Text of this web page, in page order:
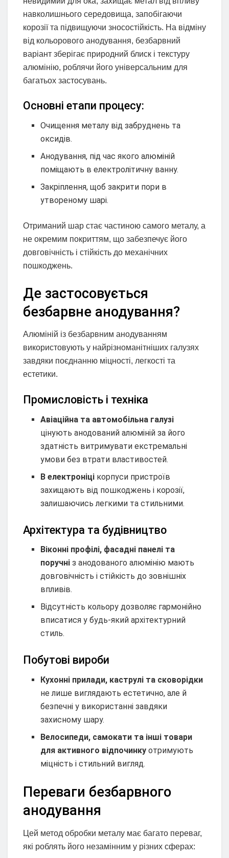
навколишнього середовища, запобігаючи
корозії та підвищуючи зносостійкість. На відміну
від кольорового анодування, безбарвний
варіант зберігає природний блиск і текстуру
алюмінію, роблячи його універсальним для
багатьох застосувань.
Основні етапи процесу:
Очищення металу від забруднень та
оксидів.
Анодування, під час якого алюміній
поміщають в електролітичну ванну.
Закріплення, щоб закрити пори в
утвореному шарі.
Отриманий шар стає частиною самого металу, а
не окремим покриттям, що забезпечує його
довговічність і стійкість до механічних
пошкоджень.
Де застосовується
безбарвне анодування?
Алюміній із безбарвним анодуванням
використовують у найрізноманітніших галузях
завдяки поєднанню міцності, легкості та
естетики.
Промисловість і техніка
Авіаційна та автомобільна галузі
цінують анодований алюміній за його
здатність витримувати екстремальні
умови без втрати властивостей.
В електроніці корпуси пристроїв
захищають від пошкоджень і корозії,
залишаючись легкими та стильними.
Архітектура та будівництво
Віконні профілі, фасадні панелі та
поручні з анодованого алюмінію мають
довговічність і стійкість до зовнішніх
впливів.
Відсутність кольору дозволяє гармонійно
вписатися у будь-який архітектурний
стиль.
Побутові вироби
Кухонні прилади, каструлі та сковорідки
не лише виглядають естетично, але й
безпечні у використанні завдяки
захисному шару.
Велосипеди, самокати та інші товари
для активного відпочинку отримують
міцність і стильний вигляд.
Переваги безбарвного
анодування
Цей метод обробки металу має багато переваг,
які роблять його незамінним у різних сферах: